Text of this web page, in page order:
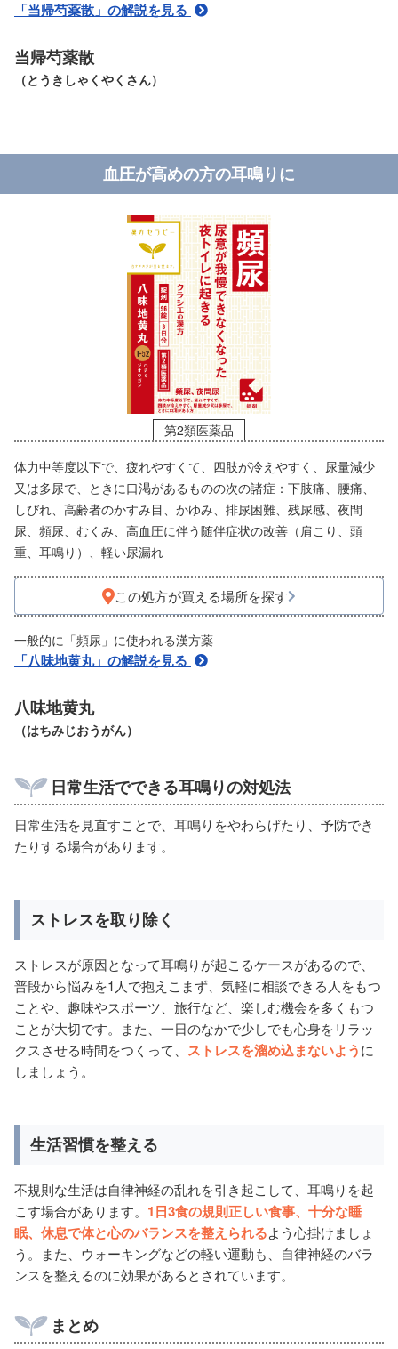
当帰芍薬散
（とうきしゃくやくさん）
「当帰芍薬散」の解説を見る
血圧が高めの方の耳鳴りに
第2類医薬品
八味地黄丸
（はちみじおうがん）
体力中等度以下で、疲れやすくて、四肢が冷えやすく、尿量減少
又は多尿で、ときに口渇があるものの次の諸症：下肢痛、腰痛、
しびれ、高齢者のかすみ目、かゆみ、排尿困難、残尿感、夜間
尿、頻尿、むくみ、高血圧に伴う随伴症状の改善（肩こり、頭
重、耳鳴り）、軽い尿漏れ
この処方が買える場所を探す
一般的に「頻尿」に使われる漢方薬
「八味地黄丸」の解説を見る
日常生活でできる耳鳴りの対処法
日常生活を見直すことで、耳鳴りをやわらげたり、予防でき
たりする場合があります。
ストレスを取り除く
ストレスが原因となって耳鳴りが起こるケースがあるので、
普段から悩みを1人で抱えこまず、気軽に相談できる人をもつ
ことや、趣味やスポーツ、旅行など、楽しむ機会を多くもつ
ことが大切です。また、一日のなかで少しでも心身をリラッ
クスさせる時間をつくって、 ストレスを溜め込まないように
しましょう。
生活習慣を整える
不規則な生活は自律神経の乱れを引き起こして、耳鳴りを起
こす場合があります。 1日3食の規則正しい食事、十分な睡
眠、休息で体と心のバランスを整えられるよう心掛けましょ
う。また、ウォーキングなどの軽い運動も、自律神経のバラ
ンスを整えるのに効果があるとされています。
まとめ